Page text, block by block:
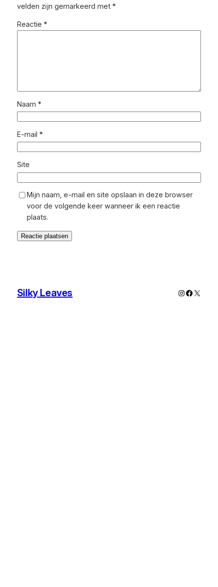
velden zijn gemarkeerd met *
Reactie *
Naam *
E-mail *
Site
Mijn naam, e-mail en site opslaan in deze browser
voor de volgende keer wanneer ik een reactie
plaats.
Silky Leaves Instagram
X